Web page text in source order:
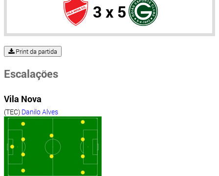
3 x 5
Print da partida
Escalações
Vila Nova
(TEC) Danilo Alves